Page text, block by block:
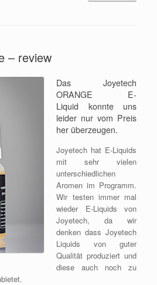
– review
Das Joyetech
ORANGE E-
Liquid konnte uns
leider nur vom Preis
her überzeugen.
Joyetech hat E-Liquids
mit sehr vielen
unterschiedlichen
Aromen im Programm.
Wir testen immer mal
wieder E-Liquids von
Joyetech, da wir
denken dass Joyetech
Liquids von guter
Qualität produziert und
diese auch noch zu